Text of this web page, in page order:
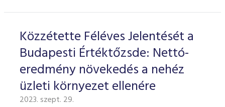
Közzétette Féléves Jelentését a
Budapesti Értéktőzsde: Nettó-
eredmény növekedés a nehéz
üzleti környezet ellenére
2023. szept. 29.